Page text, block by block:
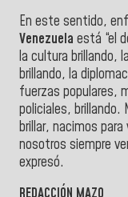
En este sentido,
Venezuela está “el
la cultura brillando,
brillando, la
fuerzas populares,
policiales, brillando.
brillar, nacimos para
nosotros siempre
expresó.